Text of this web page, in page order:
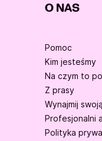
O NAS
Pomoc
Kim jesteśmy
Na czym to
Z prasy
Wynajmij
Profesjonalni
Polityka